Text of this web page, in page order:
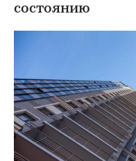
состоянию